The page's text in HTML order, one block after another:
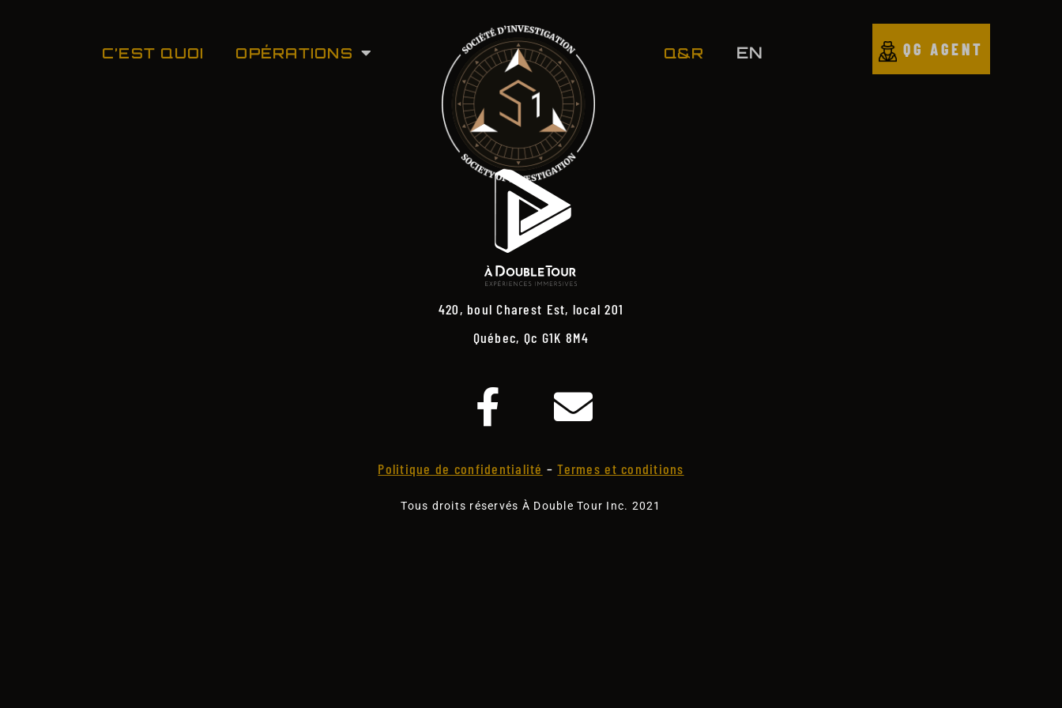
C’EST QUOI OPÉRATIONS Q&R EN QG AGENT
420, boul Charest Est, local 201
Québec, Qc G1K 8M4
Politique de confidentialité –Termes et conditions
Tous droits réservés À Double Tour Inc. 2021